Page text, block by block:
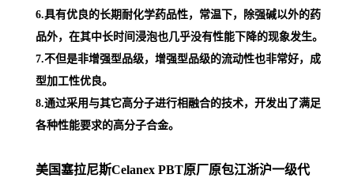
6.具有优良的长期耐化学药品性，常温下，除强碱以外的药
品外，在其中长时间浸泡也几乎没有性能下降的现象发生。
7.不但是非增强型品级，增强型品级的流动性也非常好，成
型加工性优良。
8.通过采用与其它高分子进行相融合的技术，开发出了满足
各种性能要求的高分子合金。
美国塞拉尼斯Celanex PBT原厂原包江浙沪一级代